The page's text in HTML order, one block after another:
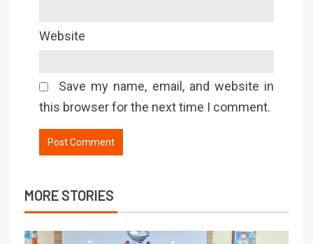
Website
Save my name, email, and website in
this browser for the next time I comment.
MORE STORIES